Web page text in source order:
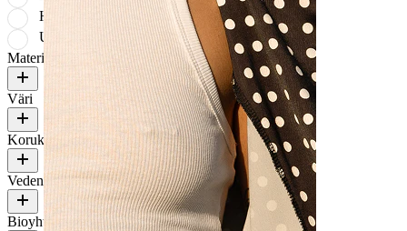
Hinta: kalleimmat ensin
Uusimmat
Materiaali
Väri
Korukiven väri
Vedenkestävyys
Bioyhteensopivuus